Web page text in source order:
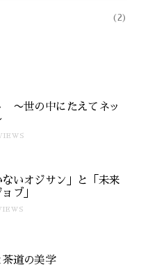
(2)
〜世の中にたえてネッ
ないオジサン」と「未来
ブ」
道の美学